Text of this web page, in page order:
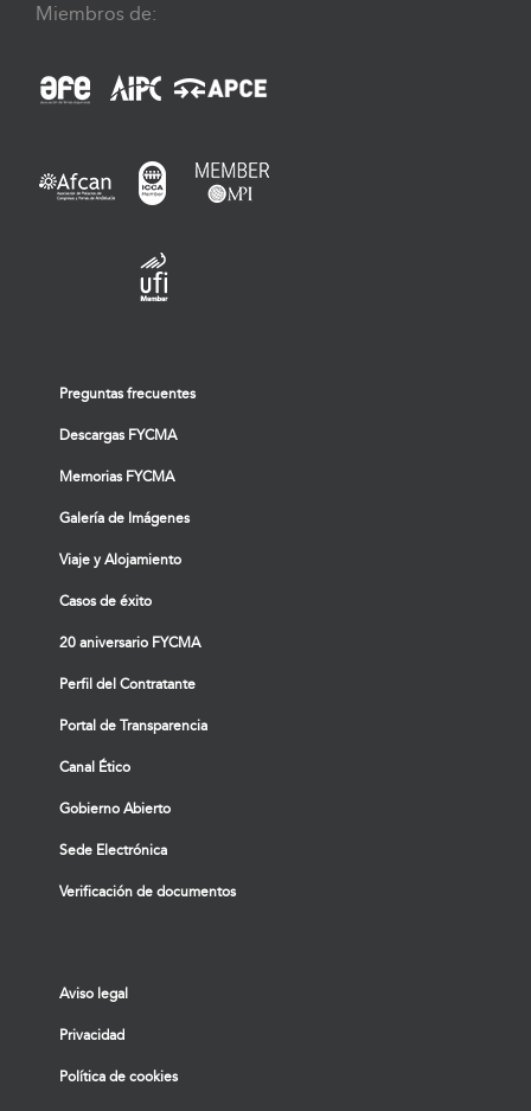
Miembros de:
Preguntas frecuentes
Descargas FYCMA
Memorias FYCMA
Galería de Imágenes
Viaje y Alojamiento
Casos de éxito
20 aniversario FYCMA
Perfil del Contratante
Portal de Transparencia
Canal Ético
Gobierno Abierto
Sede Electrónica
Verificación de documentos
Aviso legal
Privacidad
Política de cookies